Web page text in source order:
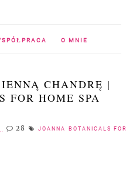
O MNIE
CHANDRĘ |
FOR HOME SPA
28
JOANNA BOTANICALS FOR